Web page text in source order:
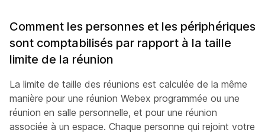
Comment les personnes et les périphériques
sont comptabilisés par rapport à la taille
limite de la réunion
La limite de taille des réunions est calculée de la même
manière pour une réunion Webex programmée ou une
réunion en salle personnelle, et pour une réunion
associée à un espace. Chaque personne qui rejoint votre